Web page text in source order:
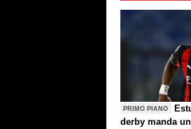
PRIMO PIANO
derby manda